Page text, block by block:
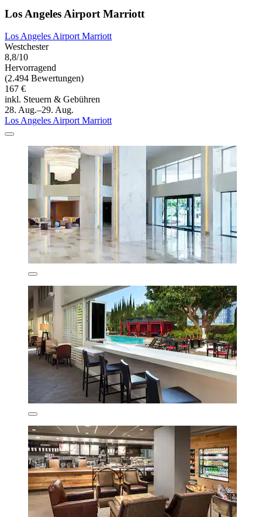
Los Angeles Airport Marriott
Los Angeles Airport Marriott
Westchester
8,8/10
Hervorragend
(2.494 Bewertungen)
167 €
inkl. Steuern & Gebühren
28. Aug.–29. Aug.
Los Angeles Airport Marriott